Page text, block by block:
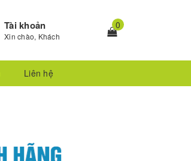
Tài khoản
Xin chào, Khách
0
Liên hệ